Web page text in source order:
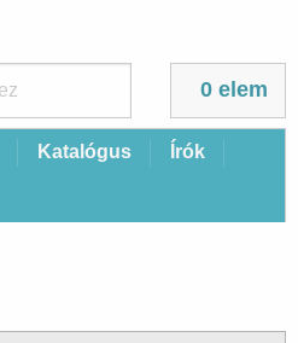
0 elem
Katalógus Írók